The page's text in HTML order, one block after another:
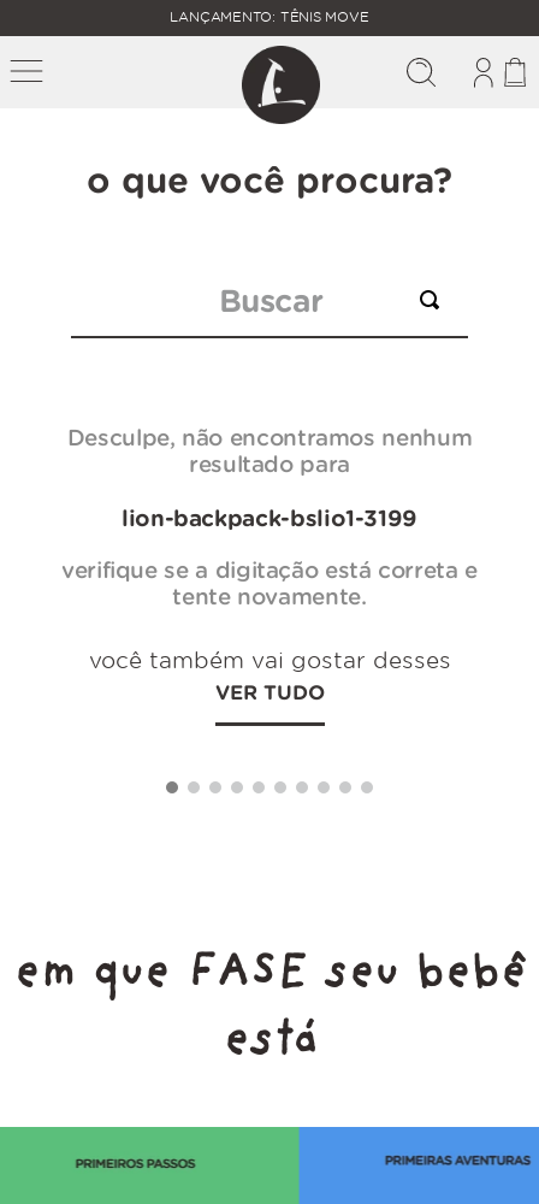
FALTAM
MAIS
R$
400,00
PARA O
FRETE
GRÁTIS
LANÇAMENTO: TÊNIS MOVE
o que você procura?
Desculpe, não encontramos nenhum
resultado para
lion-backpack-bslio1-3199
verifique se a digitação está correta e
tente novamente.
você também vai gostar desses
VER TUDO
em que FASE seu bebê
está